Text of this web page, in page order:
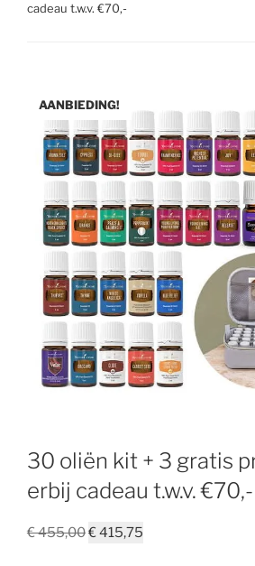
cadeau t.w.v. €70,-
AANBIEDING!
30 oliën kit + 3 gratis
erbij cadeau t.w.v. €70,-
€455,00Oorspronkelijke
€ 415,75